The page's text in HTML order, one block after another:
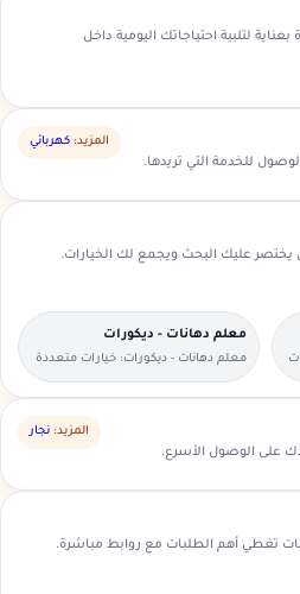
لتلبية احتياجاتك اليومية داخل
للخدمة التي تريدها.
المزيد: كهربائي
عليك البحث ويجمع لك الخيارات.
معلم دهانات - ديكورات
معلم دهانات - ديكورات: خيارات متعددة
وأسعار مناسبة داخل السعودية.
على الوصول الأسرع.
المزيد: نجار
تغطي أهم الطلبات مع روابط مباشرة.